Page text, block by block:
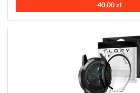
40,00 zł